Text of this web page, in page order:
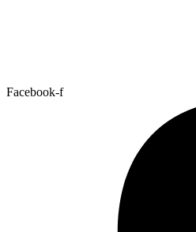
Facebook-f